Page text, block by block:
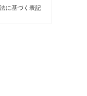
円)
に基づく表記